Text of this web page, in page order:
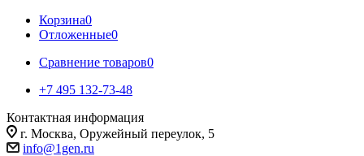
Корзина0
Отложенные0
Сравнение товаров0
+7 495 132-73-48
Контактная информация
г. Москва, Оружейный переулок, 5
info@1gen.ru